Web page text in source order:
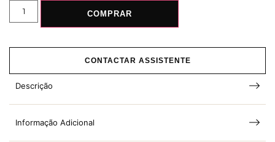
COMPRAR
CONTACTAR ASSISTENTE
Descrição
Informação Adicional